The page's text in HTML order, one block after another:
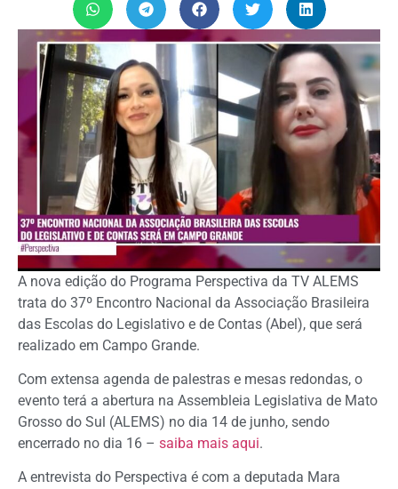
A nova edição do Programa Perspectiva da TV ALEMS
trata do 37º Encontro Nacional da Associação Brasileira
das Escolas do Legislativo e de Contas (Abel), que será
realizado em Campo Grande.
Com extensa agenda de palestras e mesas redondas, o
evento terá a abertura na Assembleia Legislativa de Mato
Grosso do Sul (ALEMS) no dia 14 de junho, sendo
encerrado no dia 16 – saiba mais aqui.
A entrevista do Perspectiva é com a deputada Mara